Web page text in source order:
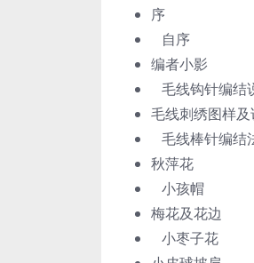
序
自序
编者小影
毛线钩针编结
毛线刺绣图样及
毛线棒针编结
秋萍花
小孩帽
梅花及花边
小枣子花